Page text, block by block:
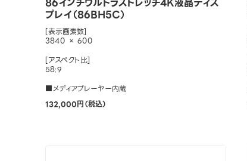
プレイ（86BH5C）
[表示画素数]
3840 × 600
[アスペクト比]
58:9
■メディアプレーヤー内蔵
132,000円（税込）